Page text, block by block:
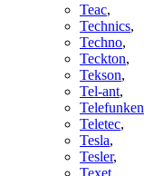
Teac,
Technics,
Techno,
Teckton,
Tekson,
Tel-ant,
Telefunken
Teletec,
Tesla,
Tesler,
Texet,